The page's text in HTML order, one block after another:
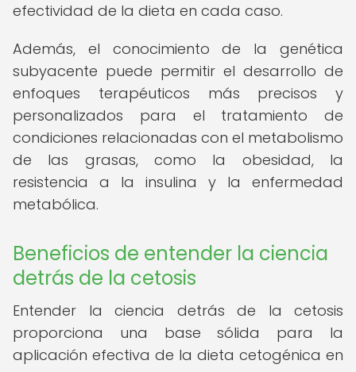
efectividad de la dieta en cada caso.
Además, el conocimiento de la genética
subyacente puede permitir el desarrollo de
enfoques terapéuticos más precisos y
personalizados para el tratamiento de
condiciones relacionadas con el metabolismo
de las grasas, como la obesidad, la
resistencia a la insulina y la enfermedad
metabólica.
Beneficios de entender la ciencia
detrás de la cetosis
Entender la ciencia detrás de la cetosis
proporciona una base sólida para la
aplicación efectiva de la dieta cetogénica en